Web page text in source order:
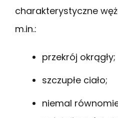
charakterystyczne
m.in.:
przekrój okrągły;
szczupłe ciało;
niemal